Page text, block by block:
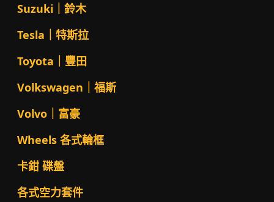
Suzuki｜鈴木
Tesla｜特斯拉
Toyota｜豐田
Volkswagen｜福斯
Volvo｜富豪
Wheels 各式輪框
卡鉗 碟盤
各式空力套件